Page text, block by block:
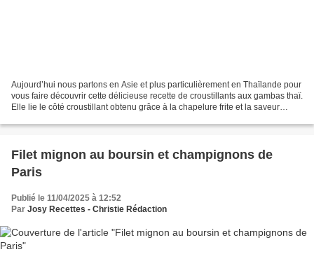
Aujourd’hui nous partons en Asie et plus particulièrement en Thaïlande pour
vous faire découvrir cette délicieuse recette de croustillants aux gambas thaï.
Elle lie le côté croustillant obtenu grâce à la chapelure frite et la saveur
Filet mignon au boursin et champignons de
Paris
Publié le 11/04/2025 à 12:52
Par Josy Recettes - Christie Rédaction